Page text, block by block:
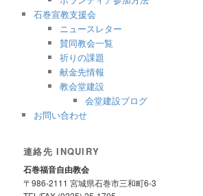
石巻宣教支援会
ニュースレター
賛同教会一覧
祈りの課題
献金先情報
教会堂建設
会堂建設ブログ
お問い合わせ
連絡先 INQUIRY
石巻福音自由教会
〒986-2111 宮城県石巻市三和町6-3